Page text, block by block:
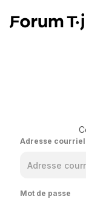
Adresse courriel
Mot de passe